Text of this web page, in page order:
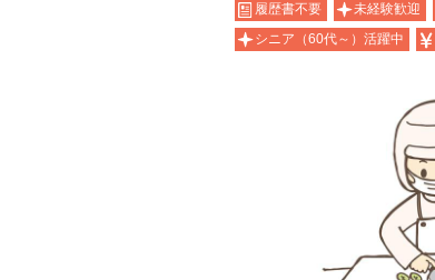
履歴書不要 未経験歓迎
シニア（60代～）活躍中